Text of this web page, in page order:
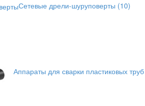
Сетевые дрели-шуруповерты (10)
Аппараты для сварки пластиковых труб